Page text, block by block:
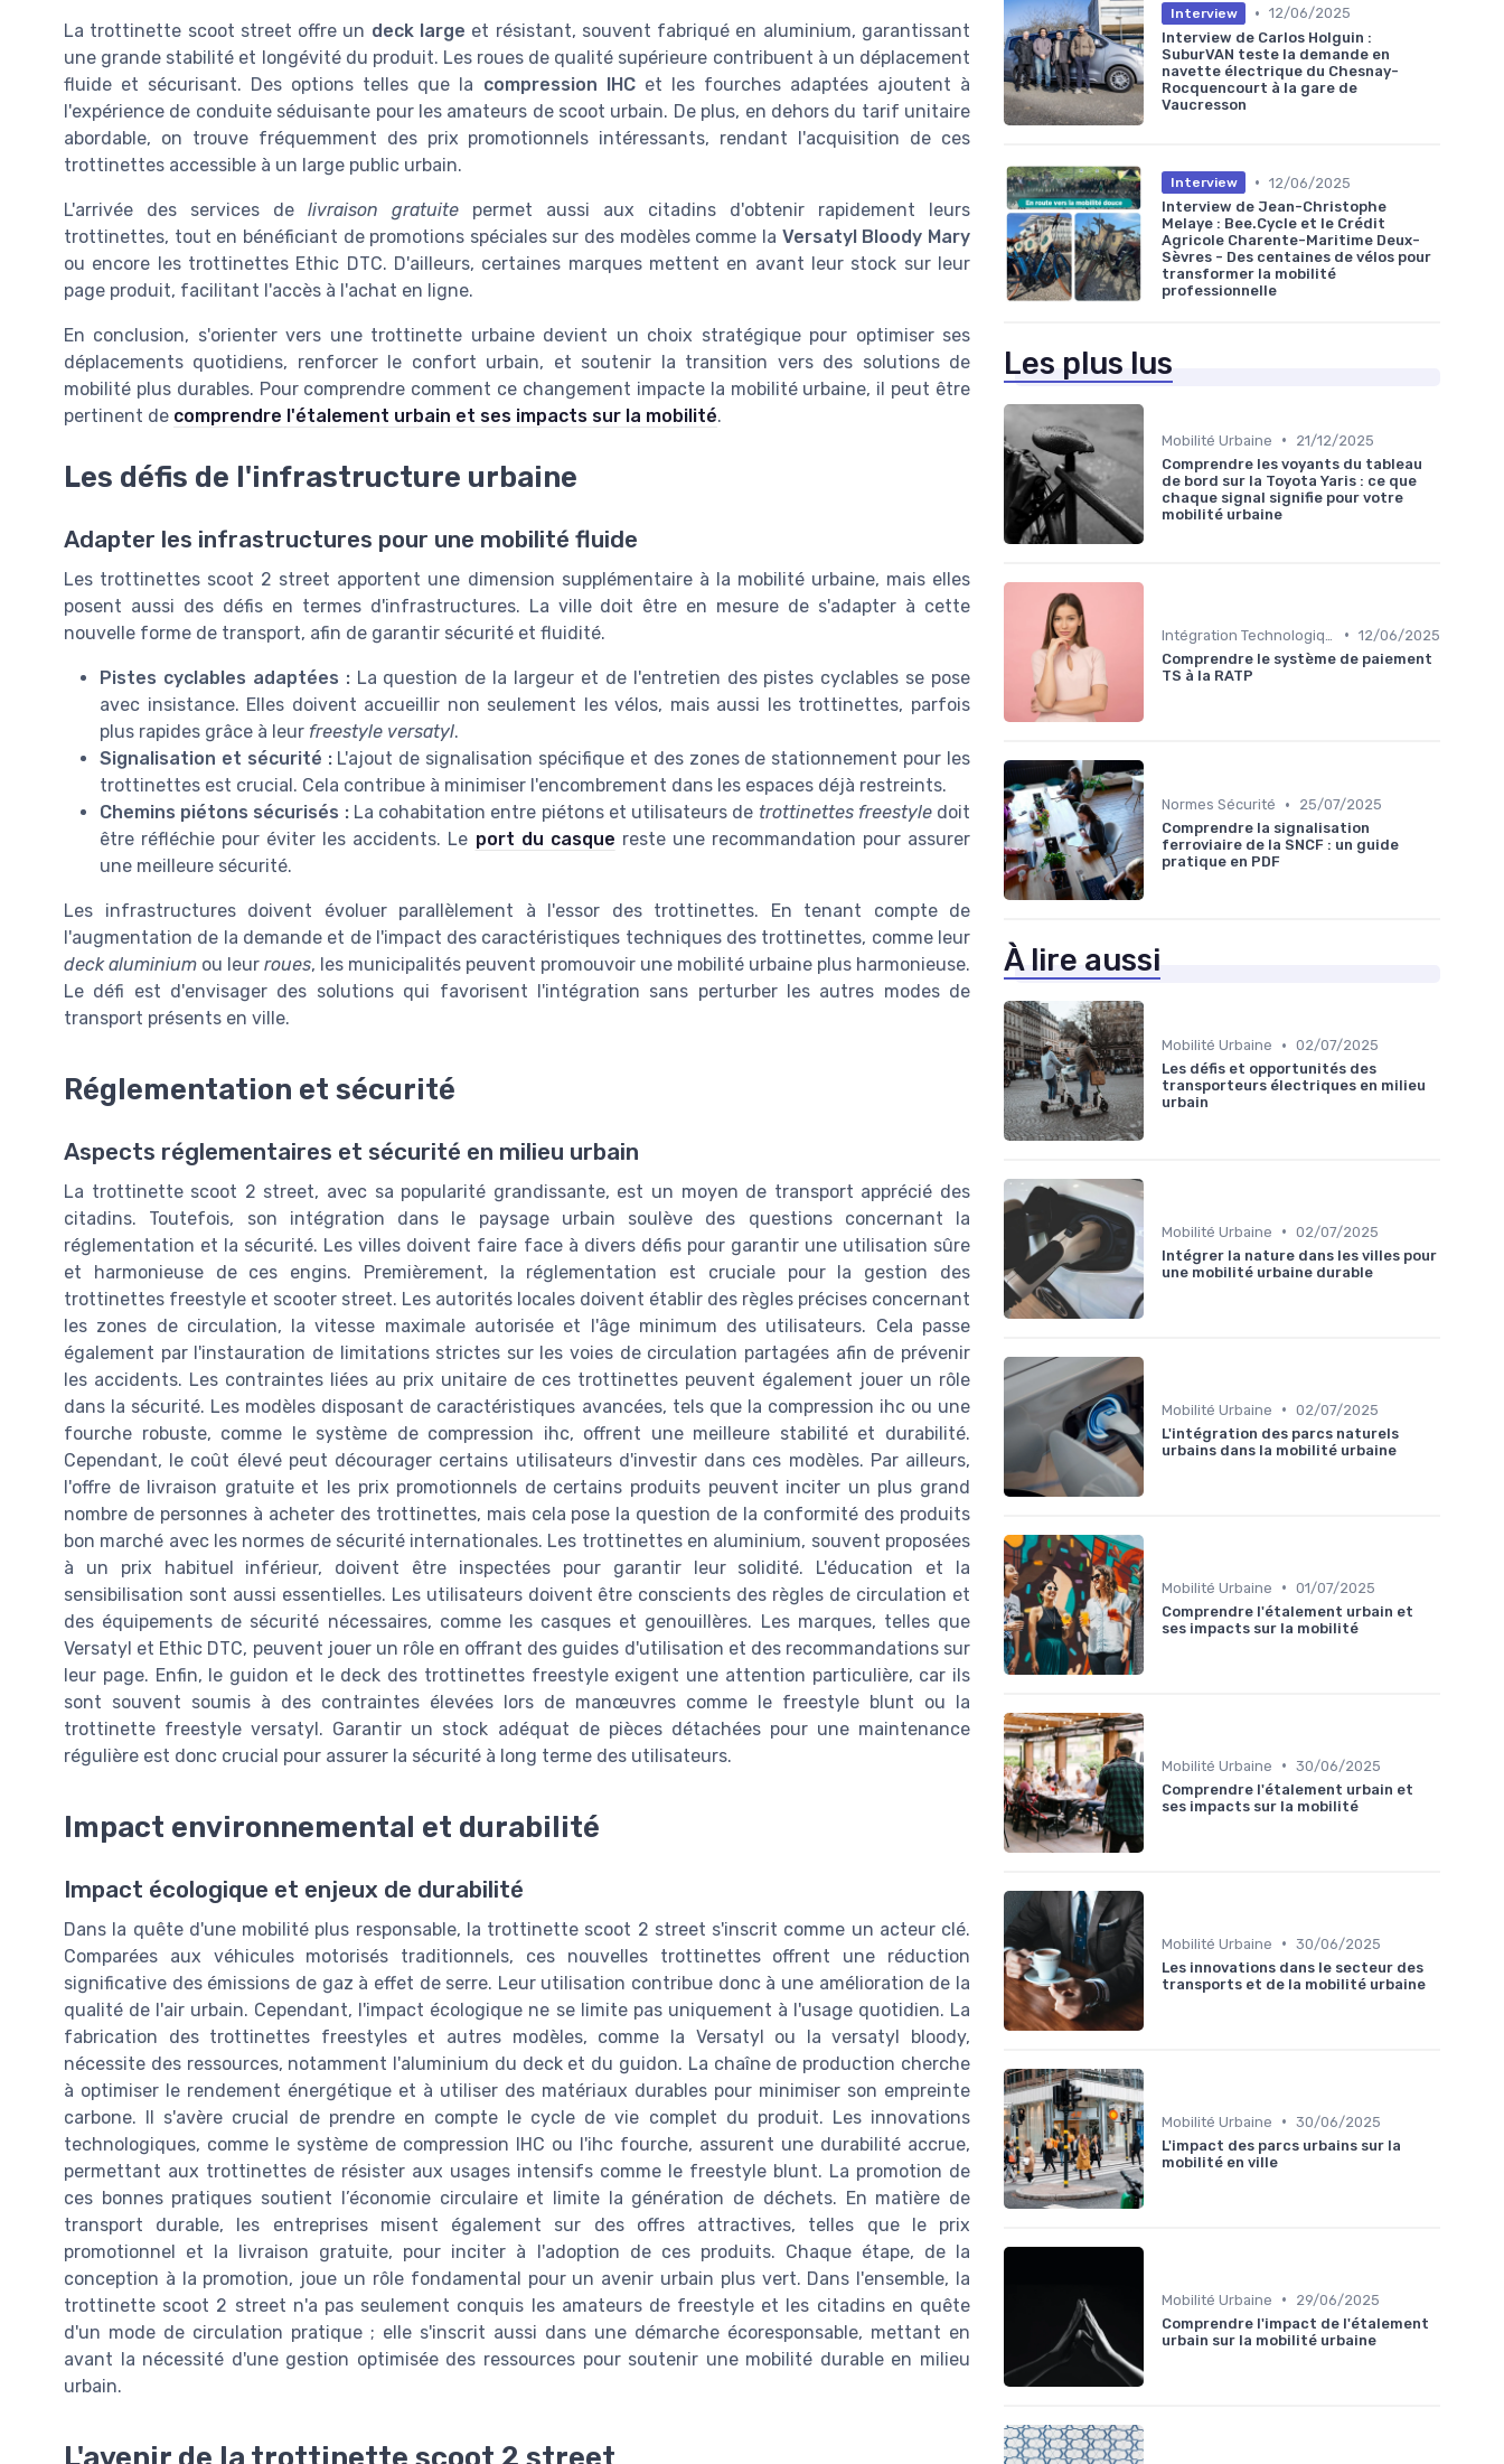
La trottinette scoot street offre un deck large et résistant, souvent fabriqué en aluminium, garantissant
une grande stabilité et longévité du produit. Les roues de qualité supérieure contribuent à un déplacement
fluide et sécurisant. Des options telles que la compression IHCet les fourches adaptées ajoutent à
l'expérience de conduite séduisante pour les amateurs de scoot urbain. De plus, en dehors du tarif unitaire
abordable, on trouve fréquemment des prix promotionnels intéressants, rendant l'acquisition de ces
trottinettes accessible à un large public urbain.
L'arrivée des services de livraison gratuite permet aussi aux citadins d'obtenir rapidement leurs
trottinettes, tout en bénéficiant de promotions spéciales sur des modèles comme la Versatyl Bloody Mary
ou encore les trottinettes Ethic DTC. D'ailleurs, certaines marques mettent en avant leur stock sur leur
page produit, facilitant l'accès à l'achat en ligne.
En conclusion, s'orienter vers une trottinette urbaine devient un choix stratégique pour optimiser ses
déplacements quotidiens, renforcer le confort urbain, et soutenir la transition vers des solutions de
mobilité plus durables. Pour comprendre comment ce changement impacte la mobilité urbaine, il peut être
pertinent de comprendre l'étalement urbain et ses impacts sur la mobilité.
Les défis de l'infrastructure urbaine
Adapter les infrastructures pour une mobilité fluide
Les trottinettes scoot 2 street apportent une dimension supplémentaire à la mobilité urbaine, mais elles
posent aussi des défis en termes d'infrastructures. La ville doit être en mesure de s'adapter à cette
nouvelle forme de transport, afin de garantir sécurité et fluidité.
Pistes cyclables adaptées :La question de la largeur et de l'entretien des pistes cyclables se pose
avec insistance. Elles doivent accueillir non seulement les vélos, mais aussi les trottinettes, parfois
plus rapides grâce à leur freestyle versatyl.
Signalisation et sécurité :L'ajout de signalisation spécifique et des zones de stationnement pour les
trottinettes est crucial. Cela contribue à minimiser l'encombrement dans les espaces déjà restreints.
Chemins piétons sécurisés :La cohabitation entre piétons et utilisateurs de trottinettes freestyledoit
être réfléchie pour éviter les accidents. Le port du casque reste une recommandation pour assurer
une meilleure sécurité.
Les infrastructures doivent évoluer parallèlement à l'essor des trottinettes. En tenant compte de
l'augmentation de la demande et de l'impact des caractéristiques techniques des trottinettes, comme leur
deck aluminium ou leur roues, les municipalités peuvent promouvoir une mobilité urbaine plus harmonieuse.
Le défi est d'envisager des solutions qui favorisent l'intégration sans perturber les autres modes de
transport présents en ville.
Réglementation et sécurité
Aspects réglementaires et sécurité en milieu urbain
La trottinette scoot 2 street, avec sa popularité grandissante, est un moyen de transport apprécié des
citadins. Toutefois, son intégration dans le paysage urbain soulève des questions concernant la
réglementation et la sécurité. Les villes doivent faire face à divers défis pour garantir une utilisation sûre
et harmonieuse de ces engins. Premièrement, la réglementation est cruciale pour la gestion des
trottinettes freestyle et scooter street. Les autorités locales doivent établir des règles précises concernant
les zones de circulation, la vitesse maximale autorisée et l'âge minimum des utilisateurs. Cela passe
également par l'instauration de limitations strictes sur les voies de circulation partagées afin de prévenir
les accidents. Les contraintes liées au prix unitaire de ces trottinettes peuvent également jouer un rôle
dans la sécurité. Les modèles disposant de caractéristiques avancées, tels que la compression ihc ou une
fourche robuste, comme le système de compression ihc, offrent une meilleure stabilité et durabilité.
Cependant, le coût élevé peut décourager certains utilisateurs d'investir dans ces modèles. Par ailleurs,
l'offre de livraison gratuite et les prix promotionnels de certains produits peuvent inciter un plus grand
nombre de personnes à acheter des trottinettes, mais cela pose la question de la conformité des produits
bon marché avec les normes de sécurité internationales. Les trottinettes en aluminium, souvent proposées
à un prix habituel inférieur, doivent être inspectées pour garantir leur solidité. L'éducation et la
sensibilisation sont aussi essentielles. Les utilisateurs doivent être conscients des règles de circulation et
des équipements de sécurité nécessaires, comme les casques et genouillères. Les marques, telles que
Versatyl et Ethic DTC, peuvent jouer un rôle en offrant des guides d'utilisation et des recommandations sur
leur page. Enfin, le guidon et le deck des trottinettes freestyle exigent une attention particulière, car ils
sont souvent soumis à des contraintes élevées lors de manœuvres comme le freestyle blunt ou la
trottinette freestyle versatyl. Garantir un stock adéquat de pièces détachées pour une maintenance
régulière est donc crucial pour assurer la sécurité à long terme des utilisateurs.
Impact environnemental et durabilité
Impact écologique et enjeux de durabilité
Dans la quête d'une mobilité plus responsable, la trottinette scoot 2 street s'inscrit comme un acteur clé.
Comparées aux véhicules motorisés traditionnels, ces nouvelles trottinettes offrent une réduction
significative des émissions de gaz à effet de serre. Leur utilisation contribue donc à une amélioration de la
qualité de l'air urbain. Cependant, l'impact écologique ne se limite pas uniquement à l'usage quotidien. La
fabrication des trottinettes freestyles et autres modèles, comme la Versatyl ou la versatyl bloody,
nécessite des ressources, notamment l'aluminium du deck et du guidon. La chaîne de production cherche
à optimiser le rendement énergétique et à utiliser des matériaux durables pour minimiser son empreinte
carbone. Il s'avère crucial de prendre en compte le cycle de vie complet du produit. Les innovations
technologiques, comme le système de compression IHC ou l'ihc fourche, assurent une durabilité accrue,
permettant aux trottinettes de résister aux usages intensifs comme le freestyle blunt. La promotion de
ces bonnes pratiques soutient l’économie circulaire et limite la génération de déchets. En matière de
transport durable, les entreprises misent également sur des offres attractives, telles que le prix
promotionnel et la livraison gratuite, pour inciter à l'adoption de ces produits. Chaque étape, de la
conception à la promotion, joue un rôle fondamental pour un avenir urbain plus vert. Dans l'ensemble, la
trottinette scoot 2 street n'a pas seulement conquis les amateurs de freestyle et les citadins en quête
d'un mode de circulation pratique ; elle s'inscrit aussi dans une démarche écoresponsable, mettant en
avant la nécessité d'une gestion optimisée des ressources pour soutenir une mobilité durable en milieu
urbain.
L'avenir de la trottinette scoot 2 street
Interview • 12/06/2025
Interview de Carlos Holguin :
SuburVAN teste la demande en
navette électrique du Chesnay-
Rocquencourt à la gare de
Vaucresson
Interview • 12/06/2025
Interview de Jean-Christophe
Melaye : Bee.Cycle et le Crédit
Agricole Charente-Maritime Deux-
Sèvres - Des centaines de vélos pour
transformer la mobilité
professionnelle
Les plus lus
Mobilité Urbaine •
21/12/2025
Comprendre les voyants du tableau
de bord sur la Toyota Yaris : ce que
chaque signal signifie pour votre
mobilité urbaine
• 12/06/2025
Comprendre le système de paiement
TS à la RATP
Normes Sécurité •
25/07/2025
Comprendre la signalisation
ferroviaire de la SNCF : un guide
pratique en PDF
À lire aussi
Mobilité Urbaine • 02/07/2025
Les défis et opportunités des
transporteurs électriques en milieu
urbain
Mobilité Urbaine • 02/07/2025
Intégrer la nature dans les villes pour
une mobilité urbaine durable
Mobilité Urbaine • 02/07/2025
L'intégration des parcs naturels
urbains dans la mobilité urbaine
Mobilité Urbaine • 01/07/2025
Comprendre l'étalement urbain et
ses impacts sur la mobilité
Mobilité Urbaine • 30/06/2025
Comprendre l'étalement urbain et
ses impacts sur la mobilité
Mobilité Urbaine • 30/06/2025
Les innovations dans le secteur des
transports et de la mobilité urbaine
Mobilité Urbaine • 30/06/2025
L'impact des parcs urbains sur la
mobilité en ville
Mobilité Urbaine •
29/06/2025
Comprendre l'impact de l'étalement
urbain sur la mobilité urbaine